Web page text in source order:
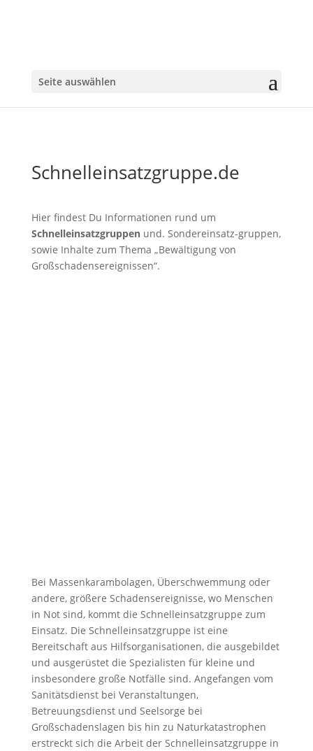
Seite auswählen
Schnelleinsatzgruppe.de
Hier findest Du Informationen rund um
Schnelleinsatzgruppenund. Sondereinsatz-gruppen,
sowie Inhalte zum Thema „Bewältigung von
Großschadensereignissen“.
Bei Massenkarambolagen, Überschwemmung oder
andere, größere Schadensereignisse, wo Menschen
in Not sind, kommt die Schnelleinsatzgruppe zum
Einsatz. Die Schnelleinsatzgruppe ist eine
Bereitschaft aus Hilfsorganisationen, die ausgebildet
und ausgerüstet die Spezialisten für kleine und
insbesondere große Notfälle sind. Angefangen vom
Sanitätsdienst bei Veranstaltungen,
Betreuungsdienst und Seelsorge bei
Großschadenslagen bis hin zu Naturkatastrophen
erstreckt sich die Arbeit der Schnelleinsatzgruppe in